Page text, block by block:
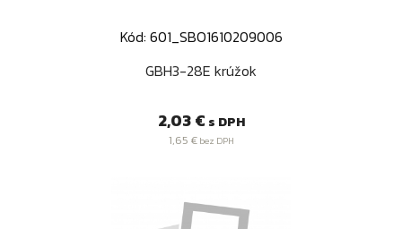
Kód: 601_SBO1610209006
GBH3-28E krúžok
Cena
2,03 € s DPH
1,65 €bez DPH